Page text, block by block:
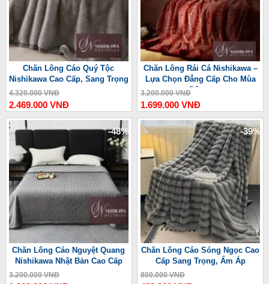
Chăn Lông Cáo Quý Tộc
Nishikawa Cao Cấp, Sang Trọng
4.320.000 VNĐ
2.469.000 VNĐ
Chăn Lông Rái Cá Nishikawa –
Lựa Chọn Đẳng Cấp Cho Mùa
Đông
3.200.000 VNĐ
1.699.000 VNĐ
-48%
Chăn Lông Cáo Nguyệt Quang
Nishikawa Nhật Bản Cao Cấp
3.200.000 VNĐ
-39%
Chăn Lông Cáo Sóng Ngọc Cao
Cấp Sang Trọng, Ấm Áp
800.000 VNĐ